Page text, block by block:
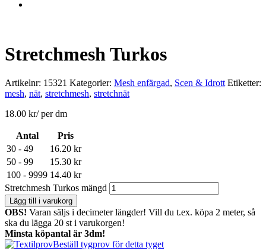
Stretchmesh Turkos
Artikelnr: 15321 Kategorier: Mesh enfärgad, Scen & Idrott Etiketter:
mesh, nät, stretchmesh, stretchnät
18.00 kr/ per dm
Antal
Pris
30 - 49
16.20 kr
50 - 99
15.30 kr
100 - 9999 14.40 kr
Stretchmesh Turkos mängd
Lägg till i varukorg
OBS! Varan säljs i decimeter längder! Vill du t.ex. köpa 2 meter, så
ska du lägga 20 st i varukorgen!
Minsta köpantal är 3dm!
Beställ tygprov för detta tyget